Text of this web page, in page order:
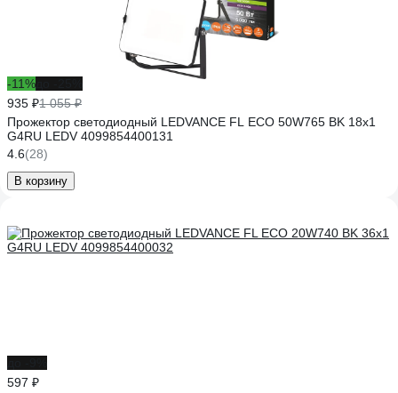
-11%
935 ₽1 055 ₽
Прожектор светодиодный LEDVANCE FL ECO 50W765 BK 18x1
G4RU LEDV 4099854400131
4.6(28)
В корзину
597 ₽